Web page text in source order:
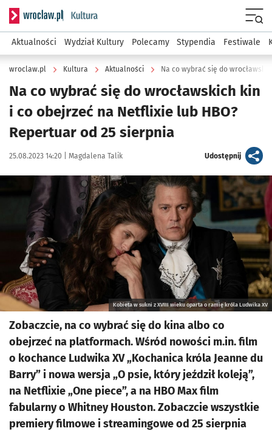
Serwis informacyjny wroclaw.pl podserwis: Kultura
Aktualności Wydział Kultury Polecamy Stypendia Festiwale
wroclaw.pl Kultura Aktualności
Na co wybrać się do wrocławskich kin
i co obejrzeć na Netflixie lub HBO?
Repertuar od 25 sierpnia
Data publikacji:
25.08.2023 14:20 | Autor:
Magdalena Talik Udostępnijartykuł
Kliknij, aby powiększyć
Kobieta w sukni z XVIII wieku oparta o ramię króla Ludwika XV
Zobaczcie, na co wybrać się do kina albo co
obejrzeć na platformach. Wśród nowości m.in. film
o kochance Ludwika XV „Kochanica króla Jeanne du
Barry” i nowa wersja „O psie, który jeździł koleją”,
na Netflixie „One piece”, a na HBO Max film
fabularny o Whitney Houston. Zobaczcie wszystkie
premiery filmowe i streamingowe od 25 sierpnia